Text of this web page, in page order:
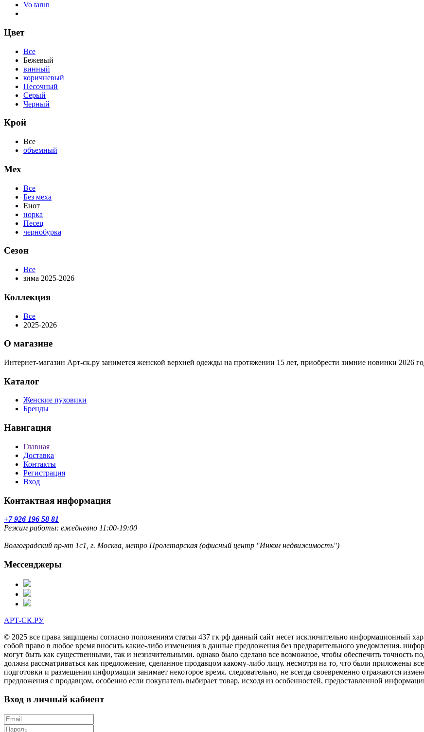
Vo tarun
Цвет
Все
Бежевый
винный
коричневый
Песочный
Серый
Черный
Крой
Все
объемный
Мех
Все
Без меха
Енот
норка
Песец
чернобурка
Сезон
Все
зима 2025-2026
Коллекция
Все
2025-2026
О магазине
Интернет-магазин Арт-ск.ру занимется женской верхней одежды на протяжении 15 лет, приобрести зимние новинки
Каталог
Женские пуховики
Бренды
Навигация
Главная
Доставка
Контакты
Регистрация
Вход
Контактная информация
+7 926 196 58 81
Режим работы: ежедневно 11:00-19:00
Волгоградский пр-кт 1с1, г. Москва, метро Пролетарская (офисный центр "Инком недвижимость")
Мессенджеры
АРТ-СК.РУ
© 2025 все права защищены согласно положениям статьи 437 гк рф данный сайт несет исключительно информационный
собой право в любое время вносить какие-либо изменения в данные предложения без предварительного уведомления.
могут быть как существенными, так и незначительными. однако было сделано все возможное, чтобы обеспечить точность
должна рассматриваться как предложение, сделанное продавцом какому-либо лицу. несмотря на то, что были приложены
подготовки и размещения информации занимает некоторое время. следовательно, не всегда своевременно отражаются
предложения с продавцом, особенно если покупатель выбирает товар, исходя из особенностей, предоставленной
Вход в личный кабиент